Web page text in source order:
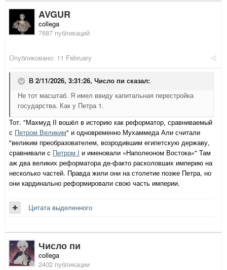
AVGUR
collega
7687 публикаций
Опубликовано: 11 February
В 2/11/2026, 3:31:26, Число пи сказал:
Не тот масштаб. Я имел ввиду капитальная перестройка
государства. Как у Петра 1.
Тот. "Махмуд II вошёл в историю как реформатор, сравниваемый
с Петром Великим" и одновременно Мухаммеда Али считали
"великим преобразователем, возродившим египетскую державу,
сравнивали с Петром I и именовали «Наполеоном Востока»" Там
аж два великих реформатора де-факто расколовших империю на
несколько частей. Правда жили они на столетие позже Петра, но
они кардинально реформировали свою часть империи.
Цитата выделенного
Число пи
collega
2402 публикации